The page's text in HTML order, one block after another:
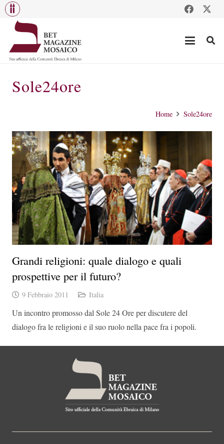
Sole24ore
Home Sole24ore
Grandi religioni: quale dialogo e quali
prospettive per il futuro?
9 Febbraio 2011 Italia
Un incontro promosso dal Sole 24 Ore per discutere del
dialogo fra le religioni e il suo ruolo nella pace fra i popoli.